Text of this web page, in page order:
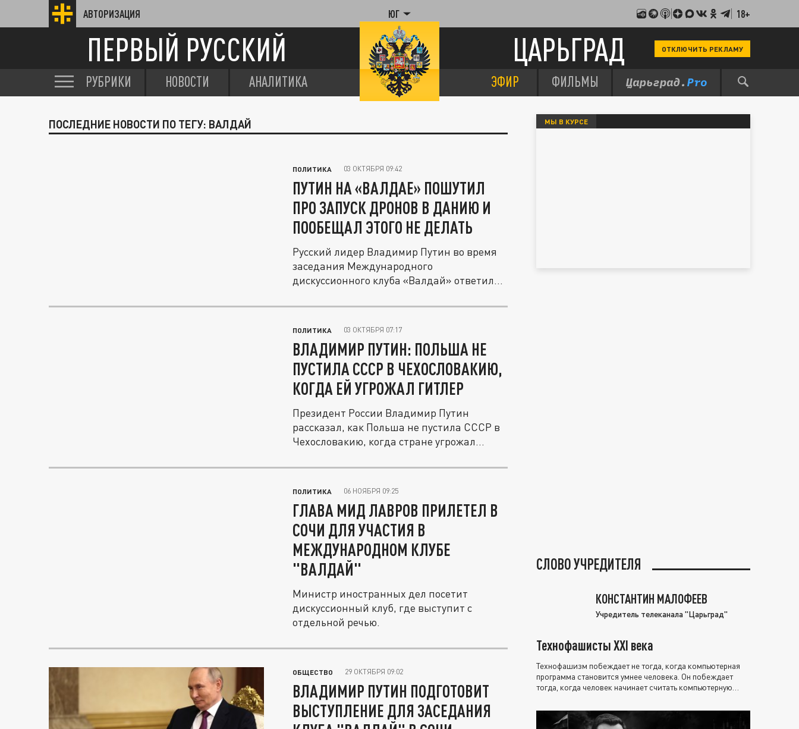
АВТОРИЗАЦИЯ ЮГ 18+
ПЕРВЫЙ РУССКИЙ ЦАРЬГРАД ОТКЛЮЧИТЬ РЕКЛАМУ
РУБРИКИ НОВОСТИ АНАЛИТИКА ЭФИР ФИЛЬМЫ
ПОСЛЕДНИЕ НОВОСТИ ПО ТЕГУ: ВАЛДАЙ
ПОЛИТИКА 03 ОКТЯБРЯ 09:42
ПУТИН НА «ВАЛДАЕ» ПОШУТИЛ
ПРО ЗАПУСК ДРОНОВ В ДАНИЮ И
ПООБЕЩАЛ ЭТОГО НЕ ДЕЛАТЬ
Русский лидер Владимир Путин во время
заседания Международного
дискуссионного клуба «Валдай» ответил
ПОЛИТИКА 03 ОКТЯБРЯ 07:17
ВЛАДИМИР ПУТИН: ПОЛЬША НЕ
ПУСТИЛА СССР В ЧЕХОСЛОВАКИЮ,
КОГДА ЕЙ УГРОЖАЛ ГИТЛЕР
Президент России Владимир Путин
рассказал, как Польша не пустила СССР в
Чехословакию, когда стране угрожал...
ПОЛИТИКА 06 НОЯБРЯ 09:25
ГЛАВА МИД ЛАВРОВ ПРИЛЕТЕЛ В
СОЧИ ДЛЯ УЧАСТИЯ В
МЕЖДУНАРОДНОМ КЛУБЕ
"ВАЛДАЙ"
Министр иностранных дел посетит
дискуссионный клуб, где выступит с
отдельной речью.
ОБЩЕСТВО 29 ОКТЯБРЯ 09:02
ВЛАДИМИР ПУТИН ПОДГОТОВИТ
ВЫСТУПЛЕНИЕ ДЛЯ ЗАСЕДАНИЯ
МЫ В КУРСЕ
СЛОВО УЧРЕДИТЕЛЯ
КОНСТАНТИН МАЛОФЕЕВ
Учредитель телеканала "Царьград"
Технофашисты XXI века
Технофашизм побеждает не тогда, когда компьютерная
программа становится умнее человека. Он побеждает
тогда, когда человек начинает считать компьютерную